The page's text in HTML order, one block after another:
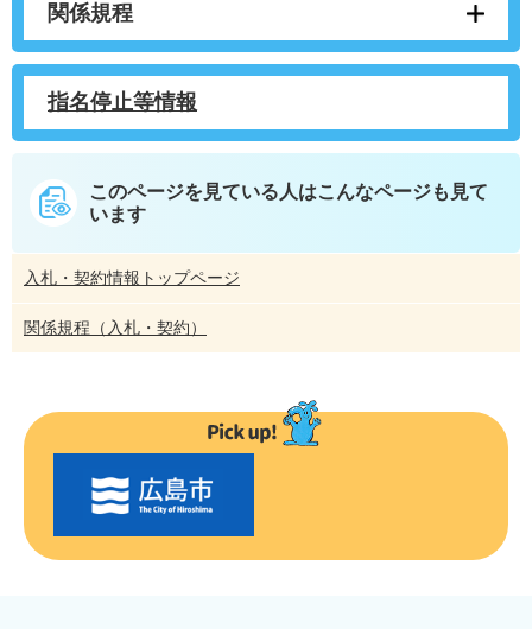
関係規程
指名停止等情報
このページを見ている人はこんなページも見て
います
入札・契約情報トップページ
関係規程（入札・契約）